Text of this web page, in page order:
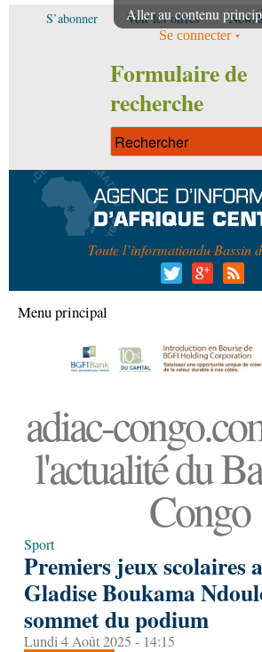
Aller au contenu
S’abonner Voir les offres
Se connecter
Formulaire de
recherche
Toute l’informationdu Bassin
Menu principal
adiac-
l'actualité du
Congo
Sport
Premiers jeux scolaires
Gladise Boukama
sommet du podium
Lundi 4 Août 2025 - 14:15